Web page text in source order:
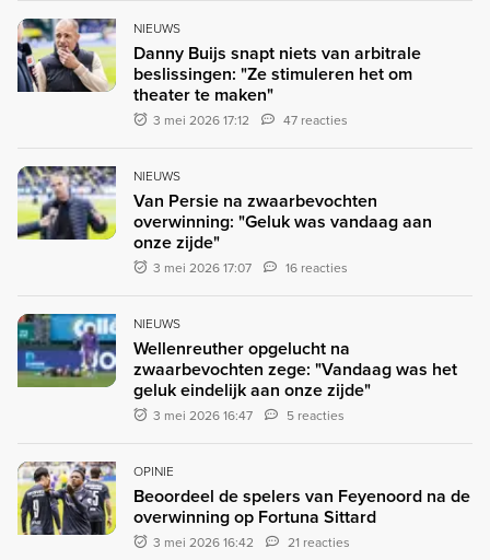
NIEUWS
Danny Buijs snapt niets van arbitrale
beslissingen: "Ze stimuleren het om
theater te maken"
3 mei 2026 17:12 47 reacties
NIEUWS
Van Persie na zwaarbevochten
overwinning: "Geluk was vandaag aan
onze zijde"
3 mei 2026 17:07 16 reacties
NIEUWS
Wellenreuther opgelucht na
zwaarbevochten zege: "Vandaag was het
geluk eindelijk aan onze zijde"
3 mei 2026 16:47 5 reacties
OPINIE
Beoordeel de spelers van Feyenoord na de
overwinning op Fortuna Sittard
3 mei 2026 16:42 21 reacties